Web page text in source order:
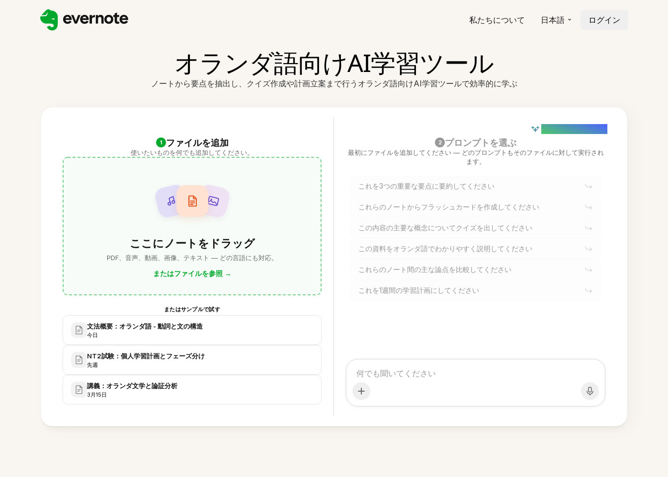
私たちについて 日本語 ログイン
オランダ語向けAI学習ツール
ノートから要点を抽出し、クイズ作成や計画立案まで行うオランダ語向けAI学習ツールで効率的に学ぶ
1 ファイルを追加
使いたいものを何でも追加してください。
ここにノートをドラッグ
PDF、音声、動画、画像、テキスト — どの言語にも対応。
またはファイルを参照 →
またはサンプルで試す
文法概要：オランダ語 - 動詞と文の構造
今日
NT2試験：個人学習計画とフェーズ分け
先週
講義：オランダ文学と論証分析
3月15日
2 プロンプトを選ぶ
最初にファイルを追加してください — どのプロンプトもそのファイルに対して実行され
ます。
これを3つの重要な要点に要約してください
これらのノートからフラッシュカードを作成してください
この内容の主要な概念についてクイズを出してください
この資料をオランダ語でわかりやすく説明してください
これらのノート間の主な論点を比較してください
これを1週間の学習計画にしてください